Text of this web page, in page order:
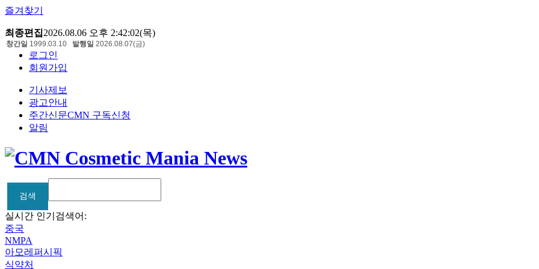
즐겨찾기
최종편집2026.08.06 오후 2:42:02(목)
로그인
회원가입
기사제보
광고안내
주간신문CMN 구독신청
알림
창간일 1999.03.10 발행일 2026.08.07(금)
검색
검색
실시간 인기검색어:
중국
NMPA
아모레퍼시픽
식약처